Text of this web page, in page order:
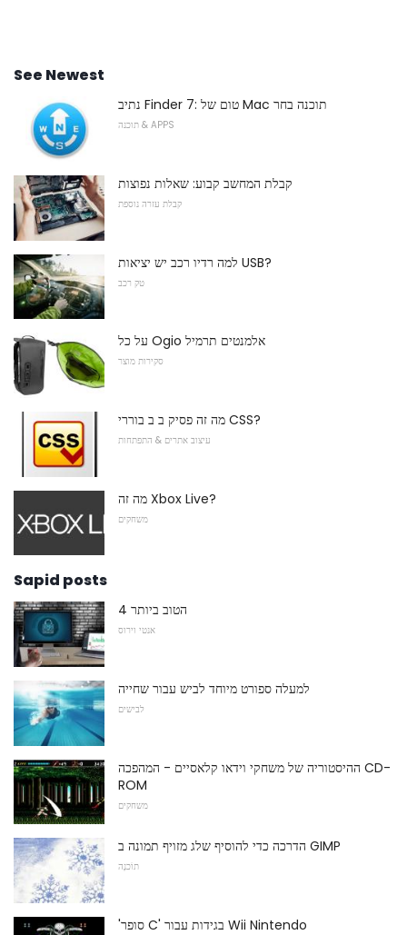
See Newest
נתיב Finder 7: טום של Mac תוכנה בחר
תוכנה & APPS
קבלת המחשב קבוע: שאלות נפוצות
קבלת עזרה נוספת
למה רדיו רכב יש יציאות USB?
טק רכב
על כל Ogio אלמנטים תרמיל
סקירות מוצר
מה זה פסיק ב ב בוררי CSS?
עיצוב אתרים & התפתחות
מה זה Xbox Live?
משחקים
Sapid posts
4 הטוב ביותר
אנטי וירוס
למעלה ספורט מיוחד לביש עבור שחייה
לבישים
ההיסטוריה של משחקי וידאו קלאסיים - המהפכה CD-
ROM
משחקים
הדרכה כדי להוסיף שלג מזויף תמונה ב GIMP
תוֹכנָה
'סופר C' בגידות עבור Wii Nintendo